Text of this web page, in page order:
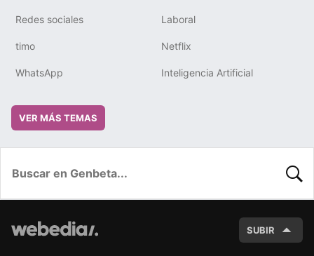
Redes sociales Laboral
timo Netflix
WhatsApp Inteligencia Artificial
VER MÁS TEMAS
SUBIR